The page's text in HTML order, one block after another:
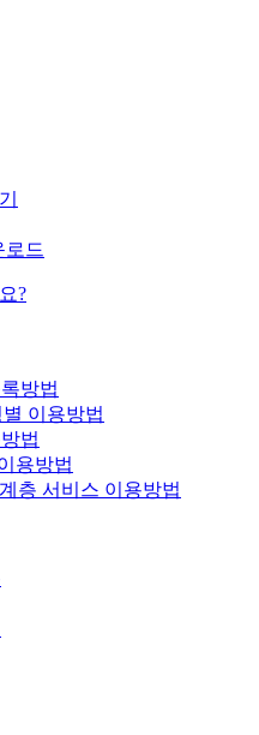
로드
?
방법
이용방법
법
용방법
층 서비스 이용방법